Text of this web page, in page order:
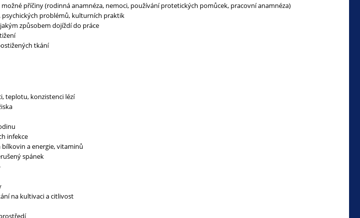
příčiny (rodinná anamnéza, nemoci, používání protetických pomůcek, pracovní anamnéza)
problémů, kulturních praktik
způsobem dojíždí do práce
tkání
teplotu, konzistenci lézí
infekce
a energie, vitaminů
spánek
na kultivaci a citlivost